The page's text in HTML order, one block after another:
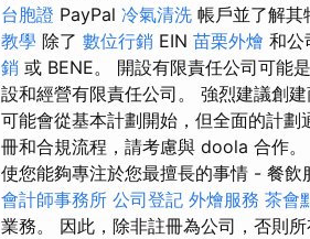
台胞證 PayPal 冷氣清洗 帳戶並了解其
教學 除了 數位行銷 EIN 苗栗外燴 和公
銷 或 BENE。 開設有限責任公司可能
設和經營有限責任公司。 強烈建議創
可能會從基本計劃開始，但全面的計
冊和合規流程，請考慮與 doola 合作
使您能夠專注於您最擅長的事情 - 餐飲
會計師事務所 公司登記 外燴服務 茶會
業務。 因此，除非註冊為公司，否則